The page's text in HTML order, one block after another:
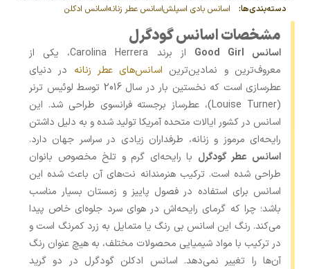
دسته‌بندی‌ها: اسانس بادی اسپلشاسانس عطر زنانهاسانس‌ ادکلن
مشخصات اسانس گودگرل
اسانس Good Girl
از برند Carolina Herrera، یکی از
معروف‌ترین و نمادین‌ترین اسانس‌های عطر زنانه در دنیای
عطرسازی است که نخستین بار در سال 2016 توسط لوئیس ترنر
(Louise Turner)، عطرساز برجسته فرانسوی طراحی شد. این
اسانس در کشور ایالات متحده آمریکا تولید شده و به ‌دلیل داشتن
رایحه‌ای مرموز و زنانه، طرفداران زیادی در سراسر جهان دارد.
اسانس عطر گودگرل با رایحه‌ای گرم و تلخ مخصوص بانوان
طراحی شده است. ترکیب هنرمندانه نت‌های آن باعث شده این
اسانس برای استفاده در فصول پاییز و زمستان بسیار مناسب
باشد؛ چرا که گرمای رایحه‌اش در هوای سرد جلوه‌ای خاص پیدا
می‌کند. رنگ این اسانس بی رنگ یا متمایل به زرد کمرنگ است و
در ترکیب با مواد شیمیایی محصولات مختلف، به هیچ عنوان رنگ
آن‌ها را تغییر نمی‌دهد. اسانس ادکلن گودگرل در دو گرید